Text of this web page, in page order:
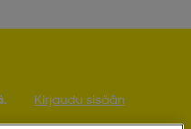
Kirjaudu sisään